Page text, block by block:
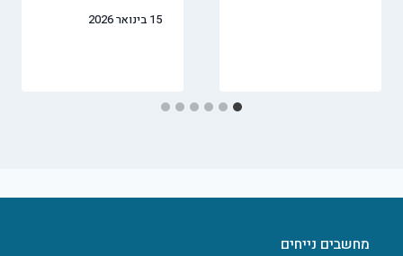
15 בינואר 2026
מחשבים נייחים